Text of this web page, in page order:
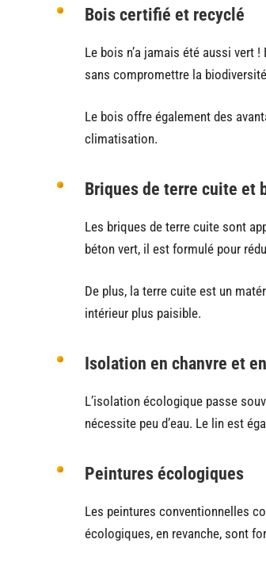
Bois certifié et recyclé
Le bois n’a jamais été aussi vert
sans compromettre la
Le bois offre également des
climatisation.
Briques de terre cuite et
Les briques de terre cuite sont
béton vert, il est formulé pour
De plus, la terre cuite est un
intérieur plus paisible.
Isolation en chanvre et
L’isolation écologique passe
nécessite peu d’eau. Le lin est
Peintures écologiques
Les peintures conventionnelles
écologiques, en revanche, sont